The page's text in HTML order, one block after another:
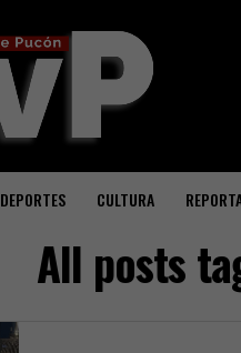
DEPORTES CULTURA
All posts